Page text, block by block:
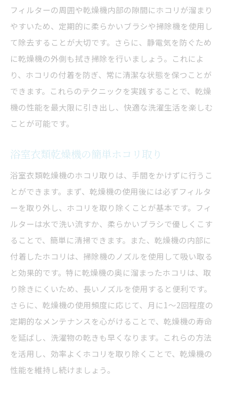
フィルターの周囲や乾燥機内部の隙間にホコリが溜まり
やすいため、定期的に柔らかいブラシや掃除機を使用し
て除去することが大切です。さらに、静電気を防ぐため
に乾燥機の外側も拭き掃除を行いましょう。これによ
り、ホコリの付着を防ぎ、常に清潔な状態を保つことが
できます。これらのテクニックを実践することで、乾燥
機の性能を最大限に引き出し、快適な洗濯生活を楽しむ
ことが可能です。
浴室衣類乾燥機の簡単ホコリ取り
浴室衣類乾燥機のホコリ取りは、手間をかけずに行うこ
とができます。まず、乾燥機の使用後には必ずフィルタ
ーを取り外し、ホコリを取り除くことが基本です。フィ
ルターは水で洗い流すか、柔らかいブラシで優しくこす
ることで、簡単に清掃できます。また、乾燥機の内部に
付着したホコリは、掃除機のノズルを使用して吸い取る
と効果的です。特に乾燥機の奥に溜まったホコリは、取
り除きにくいため、長いノズルを使用すると便利です。
さらに、乾燥機の使用頻度に応じて、月に1〜2回程度の
定期的なメンテナンスを心がけることで、乾燥機の寿命
を延ばし、洗濯物の乾きも早くなります。これらの方法
を活用し、効率よくホコリを取り除くことで、乾燥機の
性能を維持し続けましょう。